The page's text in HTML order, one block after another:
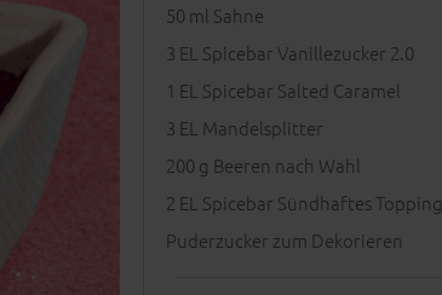
50 ml Sahne
3 EL Spicebar Vanillezucker 2.0
1 EL Spicebar Salted Caramel
3 EL Mandelsplitter
200 g Beeren nach Wahl
2 EL Spicebar Sündhaftes Topping
Puderzucker zum Dekorieren